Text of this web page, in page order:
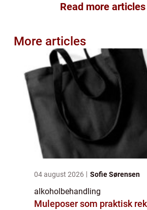
Read more
More articles
04 august 2026 Sofie Sørensen
alkoholbehandling
Muleposer som praktisk